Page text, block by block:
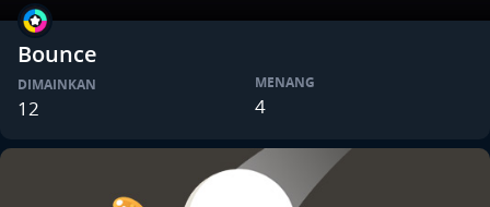
Bounce
DIMAINKAN
12
MENANG
4